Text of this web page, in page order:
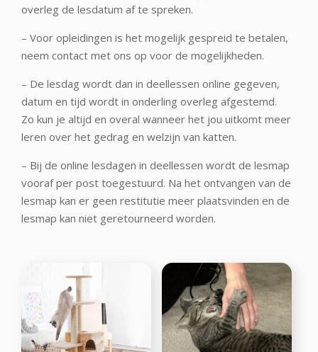
overleg de lesdatum af te spreken.
– Voor opleidingen is het mogelijk gespreid te betalen,
neem contact met ons op voor de mogelijkheden.
– De lesdag wordt dan in deellessen online gegeven,
datum en tijd wordt in onderling overleg afgestemd.
Zo kun je altijd en overal wanneer het jou uitkomt meer
leren over het gedrag en welzijn van katten.
– Bij de online lesdagen in deellessen wordt de lesmap
vooraf per post toegestuurd. Na het ontvangen van de
lesmap kan er geen restitutie meer plaatsvinden en de
lesmap kan niet geretourneerd worden.